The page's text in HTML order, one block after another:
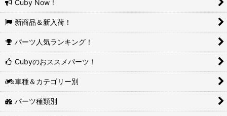
Cuby Now！
新商品＆新入荷！
パーツ人気ランキング！
Cubyのおススメパーツ！
車種＆カテゴリー別
パーツ種類別